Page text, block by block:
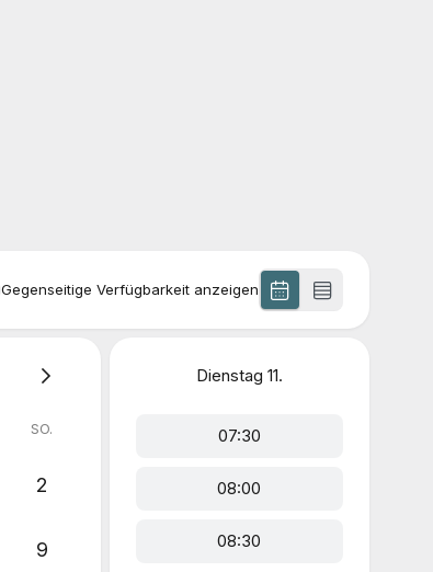
Gegenseitige Verfügbarkeit anzeigen
SO.
2
9
Dienstag 11.
07:30
08:00
08:30